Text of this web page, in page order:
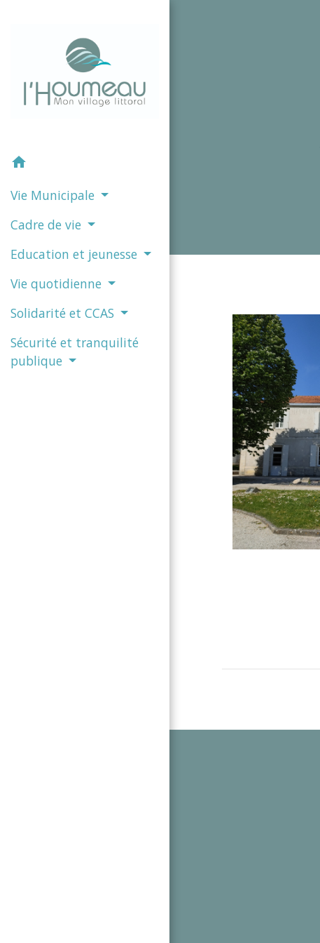
home
Vie Municipale
Cadre de vie
Education et jeunesse
Vie quotidienne
Solidarité et CCAS
Sécurité et tranquilité
publique